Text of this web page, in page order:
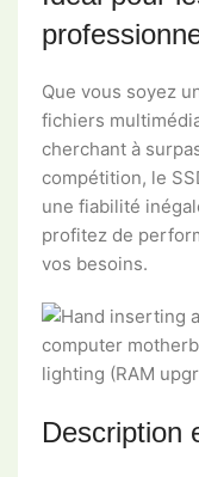
Que vous soyez
fichiers
cherchant à
compétition, le
une fiabilité
profitez de
vos besoins.
Description